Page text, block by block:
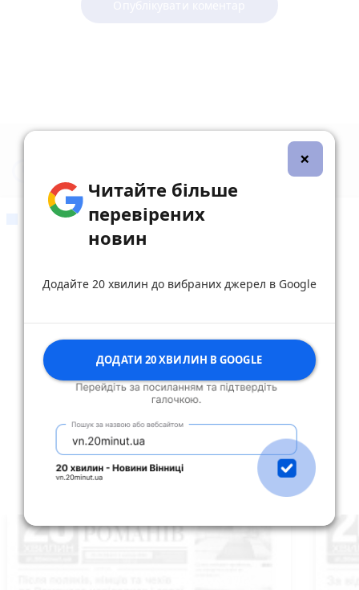
Новини Житомира за сьогодні
СВІЖИЙ ВИПУСК
№ 22 від 8 липня 2026
Читати номер
×
Читайте більше
перевірених
новин
Додайте 20 хвилин до вибраних джерел в Google
ДОДАТИ 20 ХВИЛИН В GOOGLE